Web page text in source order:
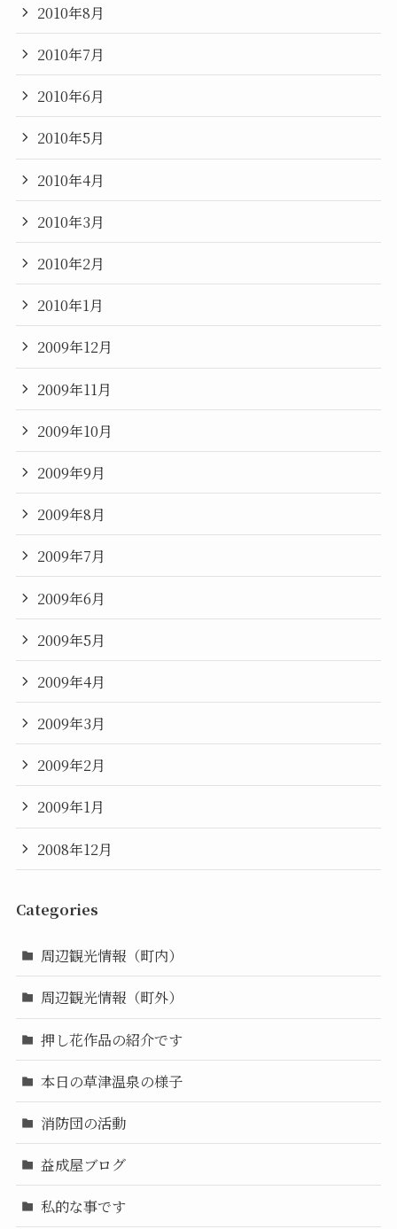
2010年8月
2010年7月
2010年6月
2010年5月
2010年4月
2010年3月
2010年2月
2010年1月
2009年12月
2009年11月
2009年10月
2009年9月
2009年8月
2009年7月
2009年6月
2009年5月
2009年4月
2009年3月
2009年2月
2009年1月
2008年12月
Categories
周辺観光情報（町内）
周辺観光情報（町外）
押し花作品の紹介です
本日の草津温泉の様子
消防団の活動
益成屋ブログ
私的な事です